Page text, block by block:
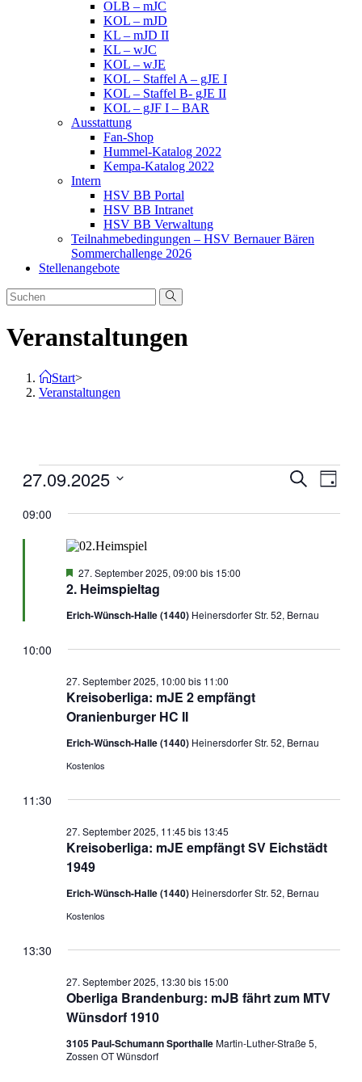
OLB – mJC
KOL – mJD
KL – mJD II
KL – wJC
KOL – wJE
KOL – Staffel A – gJE I
KOL – Staffel B- gJE II
KOL – gJF I – BAR
Ausstattung
Fan-Shop
Hummel-Katalog 2022
Kempa-Katalog 2022
Intern
HSV BB Portal
HSV BB Intranet
HSV BB Verwaltung
Teilnahmebedingungen – HSV Bernauer Bären
Sommerchallenge 2026
Stellenangebote
Veranstaltungen
Start>
Veranstaltungen
Veranstaltungen
27.
September
und
Suche
Tag
27.09.2025
wählen.
09:00
2. Heimspieltag
Hervorgehoben
27. September 2025, 09:00 bis 15:00
Erich-Wünsch-Halle (1440) Heinersdorfer Str. 52, Bernau
10:00
Kreisoberliga: mJE 2 empfängt
Oranienburger HC II
27. September 2025, 10:00 bis 11:00
Erich-Wünsch-Halle (1440) Heinersdorfer Str. 52, Bernau
Kostenlos
11:30
Kreisoberliga: mJE empfängt SV Eichstädt
1949
27. September 2025, 11:45 bis 13:45
Erich-Wünsch-Halle (1440) Heinersdorfer Str. 52, Bernau
Kostenlos
13:30
Oberliga Brandenburg: mJB fährt zum MTV
Wünsdorf 1910
27. September 2025, 13:30 bis 15:00
3105 Paul-Schumann SporthalleMartin-Luther-Straße 5,
Zossen OT Wünsdorf